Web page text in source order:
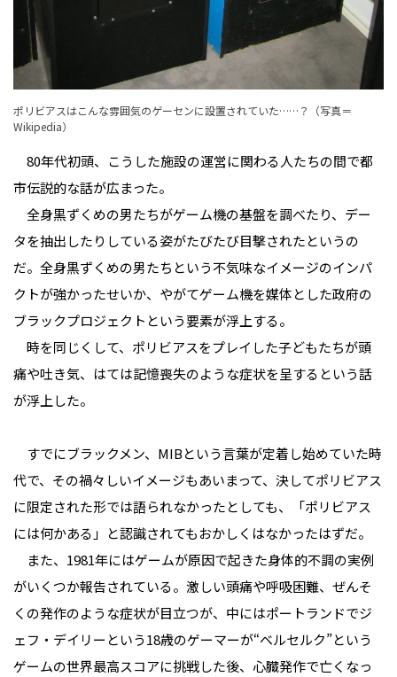
ポリビアスはこんな雰囲気のゲーセンに設置されていた……？（写真＝
Wikipedia）
80年代初頭、こうした施設の運営に関わる人たちの間で都
市伝説的な話が広まった。
全身黒ずくめの男たちがゲーム機の基盤を調べたり、デー
タを抽出したりしている姿がたびたび目撃されたというの
だ。全身黒ずくめの男たちという不気味なイメージのインパ
クトが強かったせいか、やがてゲーム機を媒体とした政府の
ブラックプロジェクトという要素が浮上する。
時を同じくして、ポリビアスをプレイした子どもたちが頭
痛や吐き気、はては記憶喪失のような症状を呈するという話
が浮上した。
すでにブラックメン、MIBという言葉が定着し始めていた時
代で、その禍々しいイメージもあいまって、決してポリビアス
に限定された形では語られなかったとしても、「ポリビアス
には何かある」と認識されてもおかしくはなかったはずだ。
また、1981年にはゲームが原因で起きた身体的不調の実例
がいくつか報告されている。激しい頭痛や呼吸困難、ぜんそ
くの発作のような症状が目立つが、中にはポートランドでジ
ェフ・デイリーという18歳のゲーマーが“ベルセルク”という
ゲームの世界最高スコアに挑戦した後、心臓発作で亡くなっ